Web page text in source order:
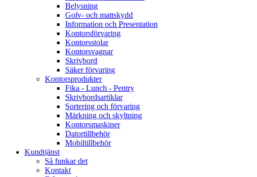
Belysning
Golv- och mattskydd
Information och Presentation
Kontorsförvaring
Kontorsstolar
Kontorsvagnar
Skrivbord
Säker förvaring
Kontorsprodukter
Fika - Lunch - Pentry
Skrivbordsartiklar
Sortering och förvaring
Märkning och skyltning
Kontorsmaskiner
Datortillbehör
Mobiltillbehör
Kundtjänst
Så funkar det
Kontakt